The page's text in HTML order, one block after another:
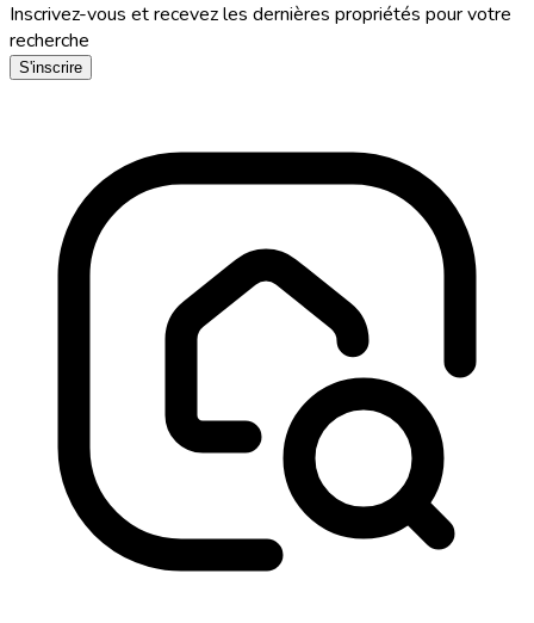
Inscrivez-vous et recevez les dernières propriétés pour votre
recherche
S'inscrire